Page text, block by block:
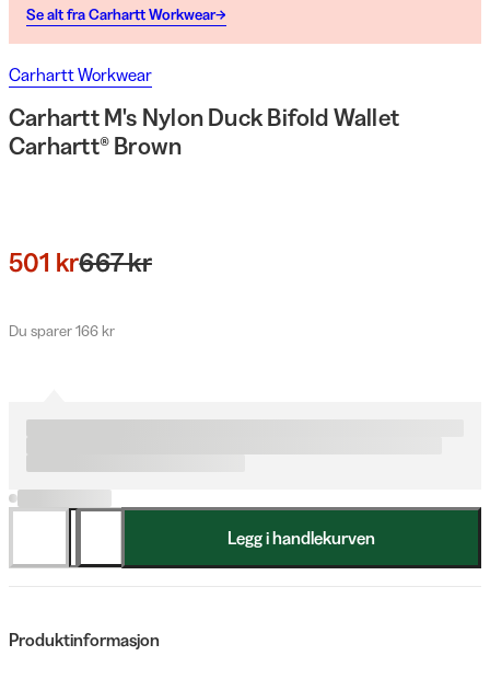
Se alt fra Carhartt Workwear→
Carhartt Workwear
Carhartt M's Nylon Duck Bifold Wallet
Carhartt® Brown
501 kr667 kr
Du sparer 166 kr
Legg i handlekurven
Produktinformasjon